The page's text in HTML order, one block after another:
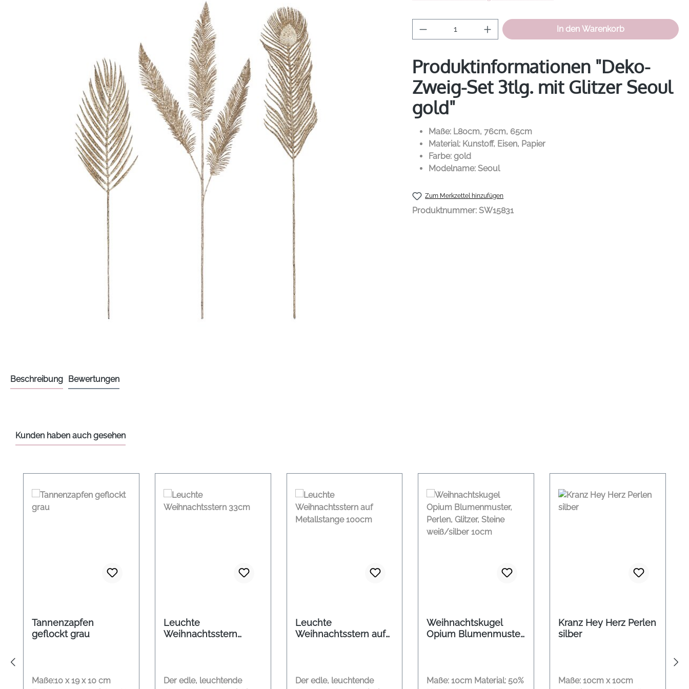
Produkt Anzahl: Gib den gewünschten Wert
In den Warenkorb
Produktinformationen "Deko-
Zweig-Set 3tlg. mit Glitzer Seoul
gold"
Maße: L80cm, 76cm, 65cm
Material: Kunstoff, Eisen, Papier
Farbe: gold
Modelname: Seoul
Zum Merkzettel hinzufügen
Produktnummer: SW15831
Beschreibung Bewertungen
Kunden haben auch gesehen
Tannenzapfen
geflockt grau
Maße:10 x 19 x 10 cm
Leuchte
Weihnachtsstern
Der edle, leuchtende
Leuchte
Weihnachtsstern auf
Der edle, leuchtende
Weihnachtskugel
Opium Blumenmuster,
Maße: 10cm Material: 50%
Kranz Hey Herz Perlen
silber
Maße: 10cm x 10cm